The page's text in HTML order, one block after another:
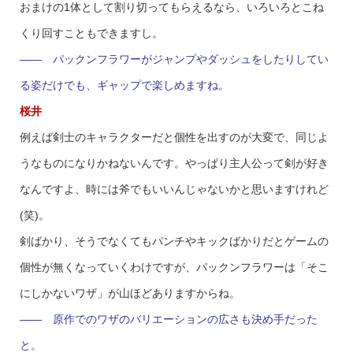
おまけの1体として割り切ってもらえるなら、いろいろとこね
くり回すこともできますし。
—— パックンフラワーがジャンプやダッシュをしたりしてい
る姿だけでも、ギャップで楽しめますね。
桜井
例えば剣士のキャラクターだと個性を出すのが大変で、同じよ
うなものになりかねないんです。やっぱり主人公って剣が好き
なんですよ、時には斧でもいいんじゃないかと思いますけれど
(笑)。
剣ばかり、そうでなくてもパンチやキックばかりだとゲームの
個性が無くなっていくわけですが、パックンフラワーは「そこ
にしかないワザ」が山ほどありますからね。
—— 原作でのワザのバリエーションの広さも決め手だった
と。